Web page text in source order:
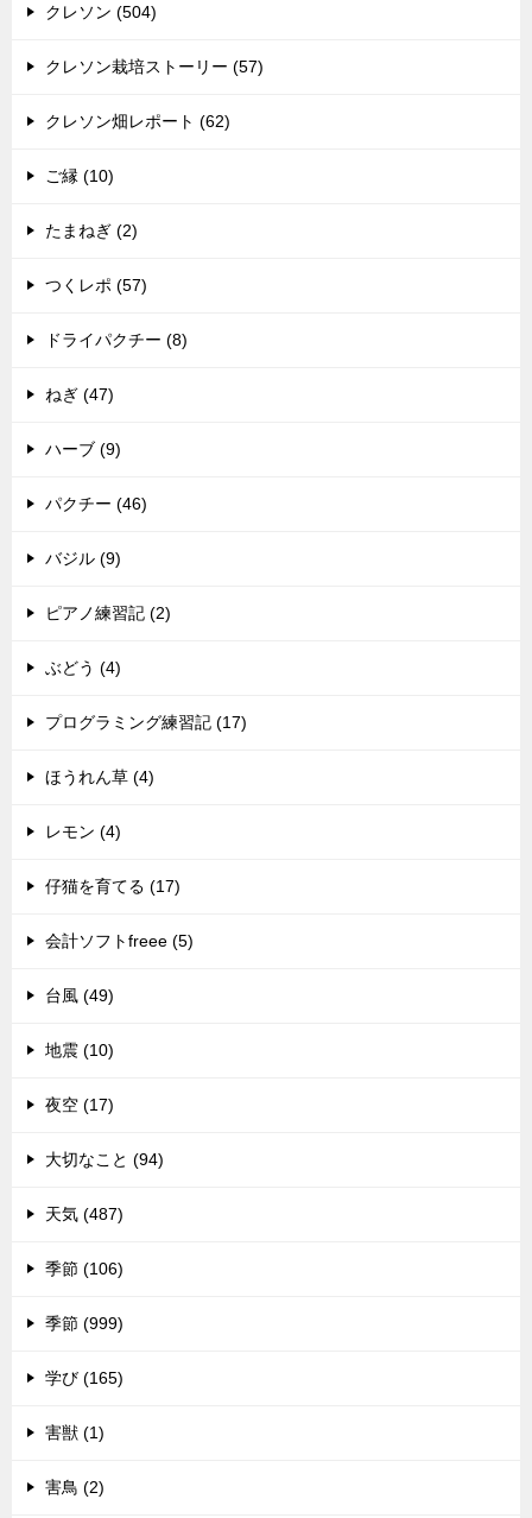
クレソン (504)
クレソン栽培ストーリー (57)
クレソン畑レポート (62)
ご縁 (10)
たまねぎ (2)
つくレポ (57)
ドライパクチー (8)
ねぎ (47)
ハーブ (9)
パクチー (46)
バジル (9)
ピアノ練習記 (2)
ぶどう (4)
プログラミング練習記 (17)
ほうれん草 (4)
レモン (4)
仔猫を育てる (17)
会計ソフトfreee (5)
台風 (49)
地震 (10)
夜空 (17)
大切なこと (94)
天気 (487)
季節 (106)
季節 (999)
学び (165)
害獣 (1)
害鳥 (2)